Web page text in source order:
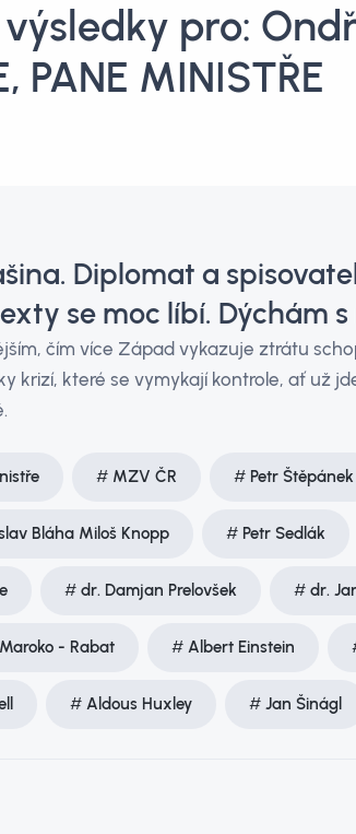
pro:
PANE MINISTŘE
Diplomat a
se moc líbí. Dýchám s
čím více Západ vykazuje ztrátu
krizí, které se vymykají kontrole, ať už
MZV ČR Petr Štěpánek
Bláha Miloš Knopp Petr Sedlák
dr. Damjan Prelovšek dr.
Maroko - Rabat Albert Einstein
Aldous Huxley Jan Šinágl